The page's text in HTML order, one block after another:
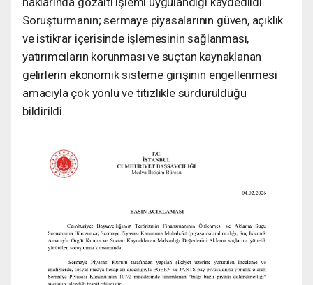
Soruşturmanın; sermaye piyasalarının güven, açıklık
ve istikrar içerisinde işlemesinin sağlanması,
yatırımcıların korunması ve suçtan kaynaklanan
gelirlerin ekonomik sisteme girişinin engellenmesi
amacıyla çok yönlü ve titizlikle sürdürüldüğü
bildirildi.